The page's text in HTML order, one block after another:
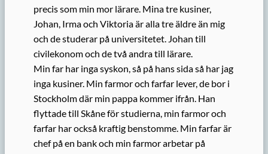
precis som min mor lärare. Mina tre kusiner,
Johan, Irma och Viktoria är alla tre äldre än mig
och de studerar på universitetet. Johan till
civilekonom och de två andra till lärare.
Min far har inga syskon, så på hans sida så har jag
inga kusiner. Min farmor och farfar lever, de bor i
Stockholm där min pappa kommer ifrån. Han
flyttade till Skåne för studierna, min farmor och
farfar har också kraftig benstomme. Min farfar är
chef på en bank och min farmor arbetar på